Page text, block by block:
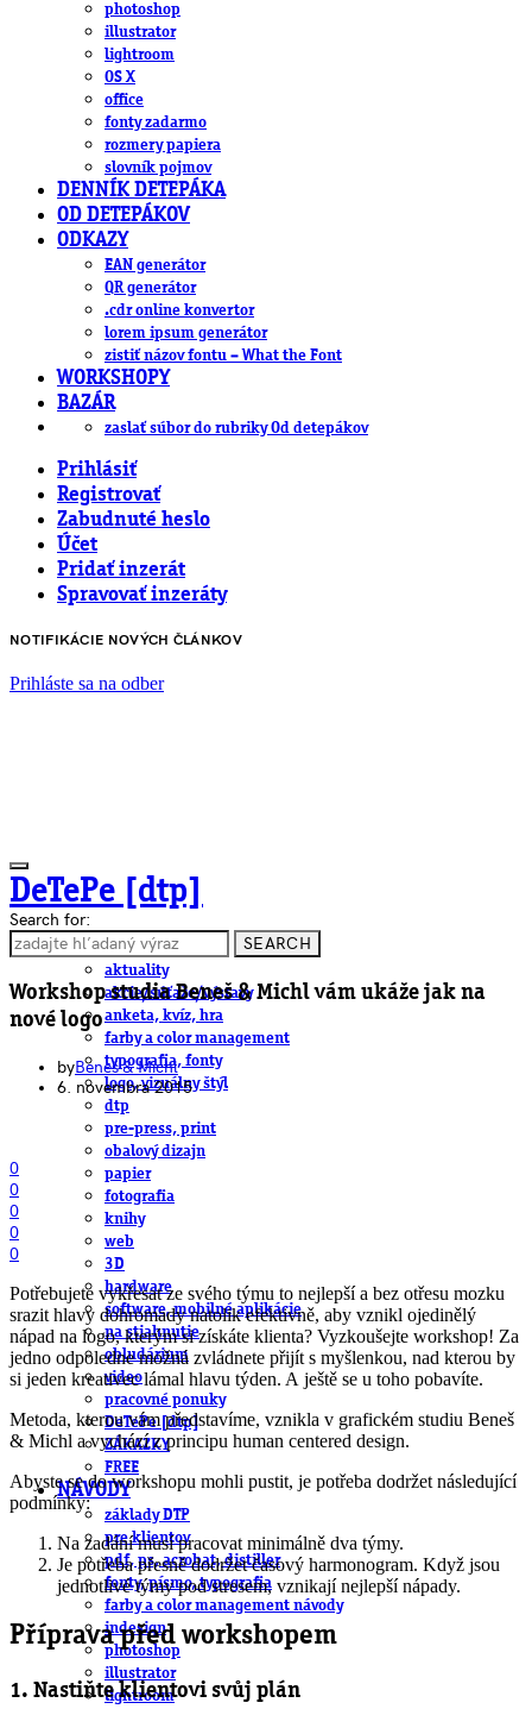
photoshop
illustrator
lightroom
OS X
office
fonty zadarmo
rozmery papiera
slovník pojmov
DENNÍK DETEPÁKA
OD DETEPÁKOV
ODKAZY
EAN generátor
QR generátor
.cdr online konvertor
lorem ipsum generátor
zistiť názov fontu – What the Font
WORKSHOPY
BAZÁR
zaslať súbor do rubriky Od detepákov
Prihlásiť
Registrovať
Zabudnuté heslo
Účet
Pridať inzerát
Spravovať inzeráty
NOTIFIKÁCIE NOVÝCH ČLÁNKOV
Prihláste sa na odber
DeTePe [dtp]
ČLÁNKY
aktuality
akcie/súťaže/výstavy
anketa, kvíz, hra
farby a color management
typografia, fonty
logo, vizuálny štýl
dtp
pre-press, print
obalový dizajn
papier
fotografia
knihy
web
3D
hardware
software, mobilné aplikácie
na stiahnutie
obludárium
video
pracovné ponuky
DeTePe [dtp]
ZÁKAZKY
FREE
NÁVODY
základy DTP
pre klientov
pdf, ps, acrobat, distiller
fonty, písmo, typografia
farby a color management návody
indesign
photoshop
illustrator
lightroom
Search for:
SEARCH
Workshop studia Beneš & Michl vám ukáže jak na
nové logo
byBeneš & Michl
6. novembra 2015
0
0
0
0
0
Potřebujete vykřesat ze svého týmu to nejlepší a bez otřesu mozku
srazit hlavy dohromady natolik efektivně, aby vznikl ojedinělý
nápad na logo, kterým si získáte klienta? Vyzkoušejte workshop! Za
jedno odpoledne možná zvládnete přijít s myšlenkou, nad kterou by
si jeden kreativec lámal hlavu týden. A ještě se u toho pobavíte.
Metoda, kterou vám představíme, vznikla v grafickém studiu Beneš
& Michl a vychází z principu human centered design.
Abyste se do workshopu mohli pustit, je potřeba dodržet následující
podmínky:
Na zadání musí pracovat minimálně dva týmy.
Je potřeba přesně dodržet časový harmonogram. Když jsou
jednotlivé týmy pod stresem, vznikají nejlepší nápady.
Příprava před workshopem
1. Nastiňte klientovi svůj plán